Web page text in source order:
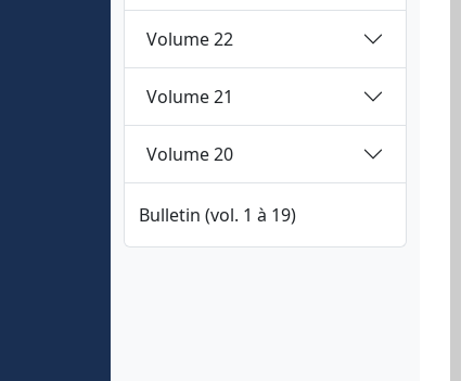
Volume 22
Volume 21
Volume 20
Bulletin (vol. 1 à 19)